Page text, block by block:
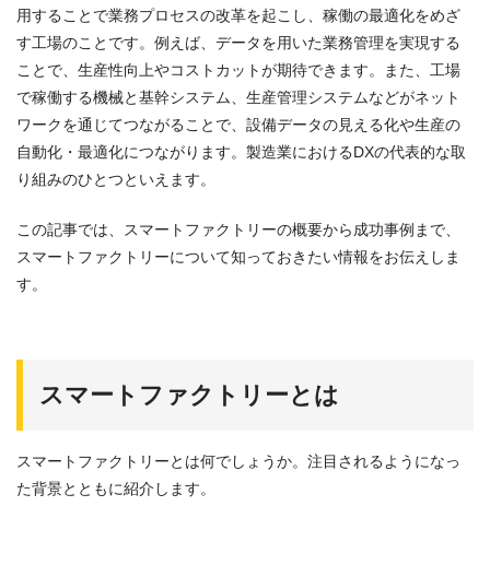
用することで業務プロセスの改革を起こし、稼働の最適化をめざ
す工場のことです。例えば、データを用いた業務管理を実現する
ことで、生産性向上やコストカットが期待できます。また、工場
で稼働する機械と基幹システム、生産管理システムなどがネット
ワークを通じてつながることで、設備データの見える化や生産の
自動化・最適化につながります。製造業におけるDXの代表的な取
り組みのひとつといえます。
この記事では、スマートファクトリーの概要から成功事例まで、
スマートファクトリーについて知っておきたい情報をお伝えしま
す。
スマートファクトリーとは
スマートファクトリーとは何でしょうか。注目されるようになっ
た背景とともに紹介します。